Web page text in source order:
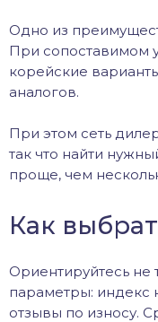
Одно из
При сопоставимом
корейские
аналогов.
При этом сеть
так что найти
проще, чем
Как
Ориентируйтесь не
параметры: индекс
отзывы по износу.